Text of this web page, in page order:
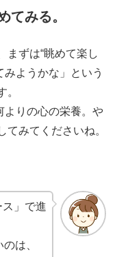
てみる。
まずは“眺めて楽し
みようかな」という
。
よりの心の栄養。や
てみてくださいね。
」で進
は、